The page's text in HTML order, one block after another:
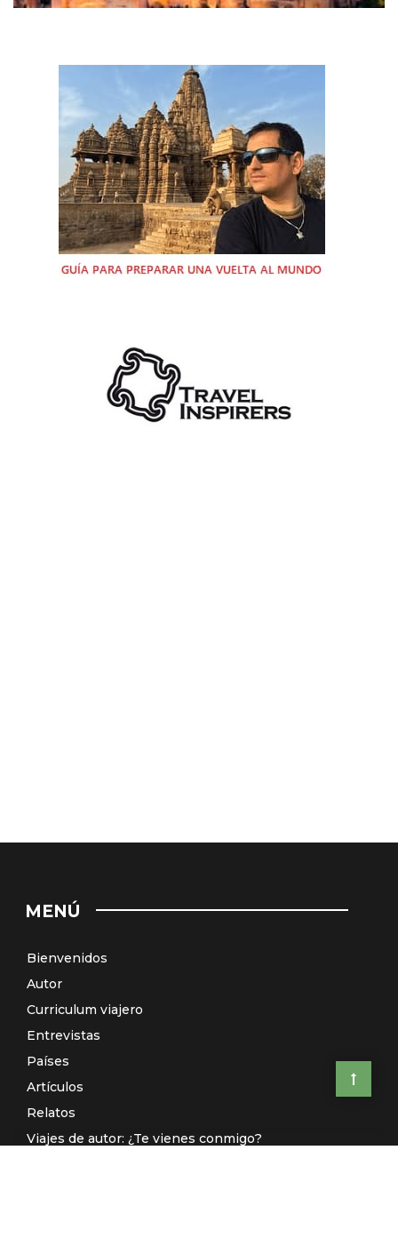
MENÚ
Bienvenidos
Autor
Curriculum viajero
Entrevistas
Países
Artículos
Relatos
Viajes de autor: ¿Te vienes conmigo?